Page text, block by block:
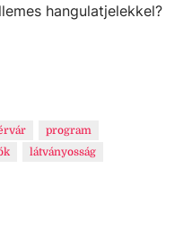
hangulatjelekkel?
program
látványosság